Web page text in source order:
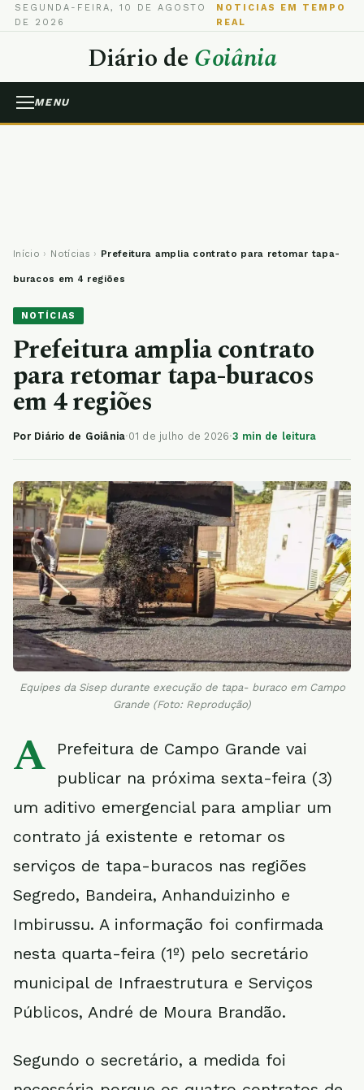
SEGUNDA-FEIRA, 10 DE AGOSTO
DE 2026
NOTICIAS EM TEMPO
REAL
Diário deGoiânia
MENU
Início › Notícias › Prefeitura amplia contrato para retomar tapa-
buracos em 4 regiões
NOTÍCIAS
Prefeitura amplia contrato
para retomar tapa-buracos
em 4 regiões
Por Diário de Goiânia·01 de julho de 2026·3 min de leitura
Equipes da Sisep durante execução de tapa- buraco em Campo
Grande (Foto: Reprodução)
A
Prefeitura de Campo Grande vai
publicar na próxima sexta-feira (3)
um aditivo emergencial para ampliar um
contrato já existente e retomar os
serviços de tapa-buracos nas regiões
Segredo, Bandeira, Anhanduizinho e
Imbirussu. A informação foi confirmada
nesta quarta-feira (1º) pelo secretário
municipal de Infraestrutura e Serviços
Públicos, André de Moura Brandão.
Segundo o secretário, a medida foi